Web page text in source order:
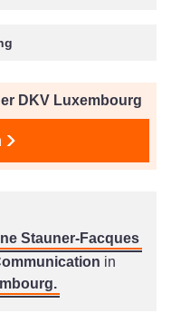
DKV Luxembourg
Stauner-Facques
in